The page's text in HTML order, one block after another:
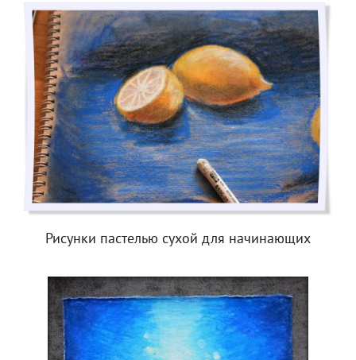
Рисунки пастелью сухой для начинающих